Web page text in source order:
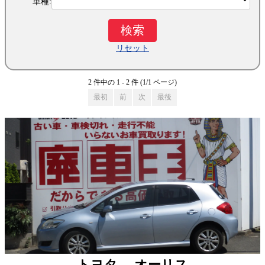
リセット
2 件中の 1 - 2 件 (1/1 ページ)
最初
前 次 最後